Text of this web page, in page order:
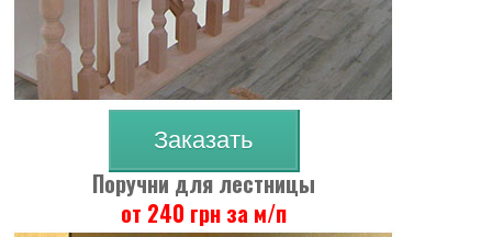
Заказать
Поручни для лестницы
от 240 грн за м/п